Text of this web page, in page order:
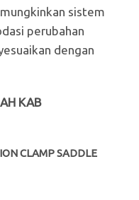
sistem
perubahan
dengan
KAB
CLAMP SADDLE